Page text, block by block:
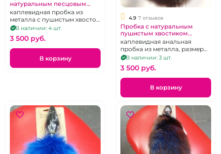
натуральным песцовым
хвостом "ИнтимХаус"
каплевидная пробка из
металла с пушистым хвостом
из натурального меха, цвет в
ассортименте
В наличии: 4 шт.
3 500 pуб.
В корзину
4.9 7 отзывов
Пробка с натуральным
пушистым хвостиком
"ИнтимХаус"
каплевидная анальная
пробка из металла, размер
М, цвет хвоста в
ассортименте
В наличии: 3 шт.
3 500 pуб.
В корзину